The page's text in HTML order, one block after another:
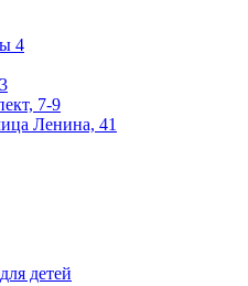
4
7-9
Ленина, 41
детей